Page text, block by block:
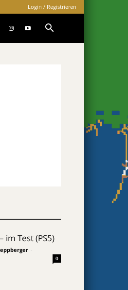
Login / Registrieren
im Test (PS5)
0